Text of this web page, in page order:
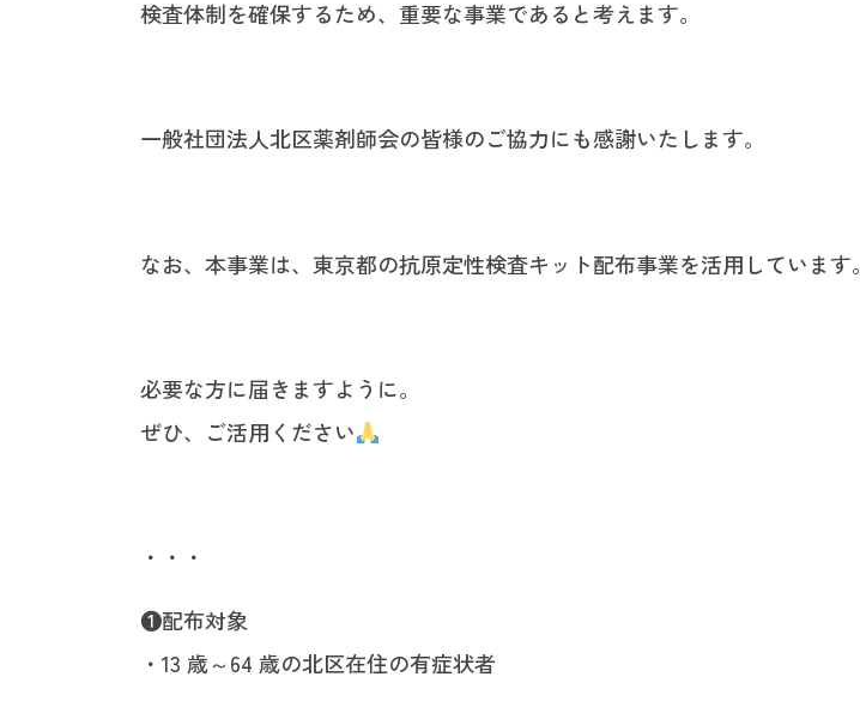
検査体制を確保するため、重要な事業であると考えます。
一般社団法人北区薬剤師会の皆様のご協力にも感謝いたします。
なお、本事業は、東京都の抗原定性検査キット配布事業を活用しています。
必要な方に届きますように。
ぜひ、ご活用ください
・・・
❶配布対象
・13 歳～64 歳の北区在住の有症状者